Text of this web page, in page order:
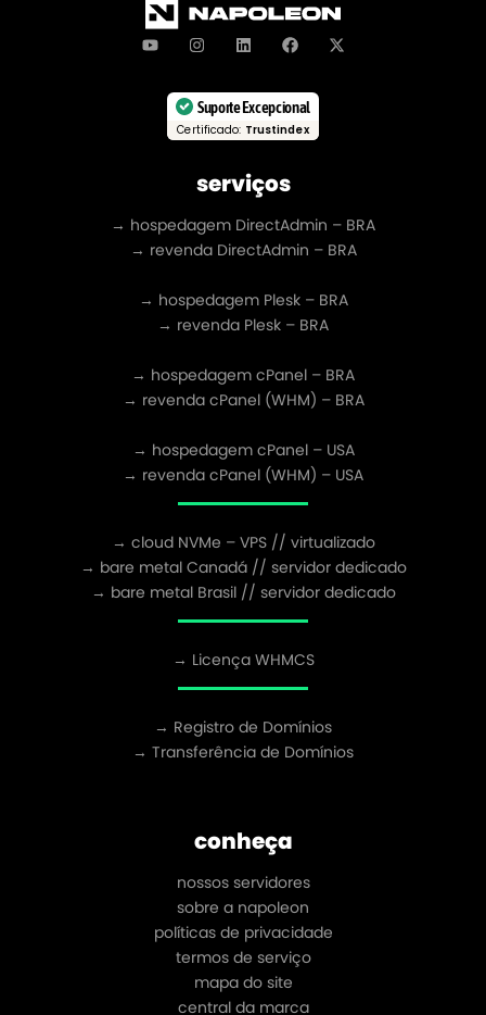
Suporte Excepcional
Certificado: Trustindex
serviços
→ hospedagem DirectAdmin – BRA
→ revenda DirectAdmin – BRA
→ hospedagem Plesk – BRA
→ revenda Plesk – BRA
→ hospedagem cPanel – BRA
→ revenda cPanel (WHM) – BRA
→ hospedagem cPanel – USA
→ revenda cPanel (WHM) – USA
→ cloud NVMe – VPS // virtualizado
→ bare metal Canadá // servidor dedicado
→ bare metal Brasil // servidor dedicado
→ Licença WHMCS
→ Registro de Domínios
→ Transferência de Domínios
conheça
nossos servidores
sobre a napoleon
políticas de privacidade
termos de serviço
mapa do site
central da marca